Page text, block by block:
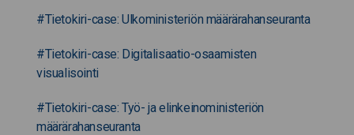
#Tietokiri-case: Ulkoministeriön määrärahanseuranta
#Tietokiri-case: Digitalisaatio-osaamisten
visualisointi
#Tietokiri-case: Työ- ja elinkeinoministeriön
määrärahanseuranta